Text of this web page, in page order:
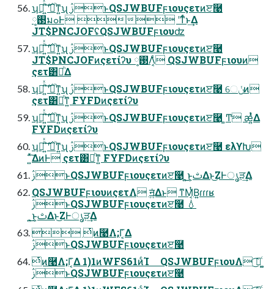
ʮམͪͯ΄͍࣌͠ʹམͪͳ͍ʯ ࢲͱQSJWBUFϝιουςετͷੲ࿩
࢓༷มߋͰ  ʹͳͬͨͱ͢Δ
JT$PNCJOFʢQSJWBUFϝιουʣ
ʮམͪͯ΄͍࣌͠ʹམͪͳ͍ʯ ࢲͱQSJWBUFϝιουςετͷੲ࿩
JT$PNCJOFͷςετίʔυ ࢓༷Λ͔͑ͨ QSJWBUFϝιουͷ
ςετ͸མͪΔ
ʮམͪͯ΄͍࣌͠ʹམͪͳ͍ʯ ࢲͱQSJWBUFϝιουςετͷੲ࿩ େݩͷ
ςετ͸མͪͳ͍ FYFDͷςετίʔυ
ʮམͪͯ΄͍࣌͠ʹམͪͳ͍ʯ ࢲͱQSJWBUFϝιουςετͷੲ࿩ ͚Ͳ ӕ͍ͭͯΔ
FYFDͷςετίʔυ
ʮམͪͯ΄͍࣌͠ʹམͪͳ͍ʯ ࢲͱQSJWBUFϝιουςετͷੲ࿩ ελϒԽ
͍ͯ͠ΔͷͰ ςετ͸མͪͳ͍ FYFDͷςετίʔυ
ࢲͱQSJWBUFϝιουςετͷੲ࿩ ͜͏͍͏͜ͱ͕ࢸΔͱ͜ΖͰൃੜ͢Δ
QSJWBUFϝιουͷςετΛ ॻ͍ͯΔͱ ͳΜ͔ͭΒ͍ɾɾɾʁ
ࢲͱQSJWBUFϝιουςετͷੲ࿩ 💧
͜͏͍͏͜ͱ͕ࢸΔͱ͜ΖͰൃੜ͢Δ
 ͭͷ࿩Λ;Γ͔͑Δ
ࢲͱQSJWBUFϝιουςετͷੲ࿩
ͭͷ࿩Λ;Γ͔͑Δ 1)1ͷWFS61ͷͨΊ QSJWBUFϝιουΛ ͜͡։͚ͨ
ࢲͱQSJWBUFϝιουςετͷੲ࿩